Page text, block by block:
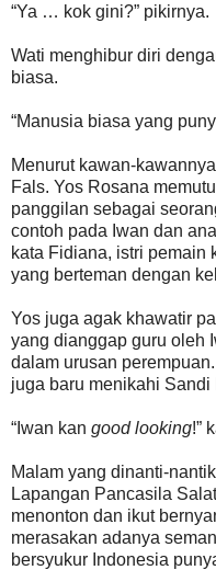
“Ya … kok gini?” pikirnya.
Wati menghibur diri
biasa.
“Manusia biasa yang
Menurut kawan-
Fals. Yos Rosana
panggilan sebagai
contoh pada Iwan dan
kata Fidiana, istri pemain
yang berteman dengan
Yos juga agak khawatir
yang dianggap guru oleh
dalam urusan
juga baru menikahi Sandi
“Iwan kan good looking!”
Malam yang dinanti-
Lapangan Pancasila
menonton dan ikut
merasakan adanya
bersyukur Indonesia